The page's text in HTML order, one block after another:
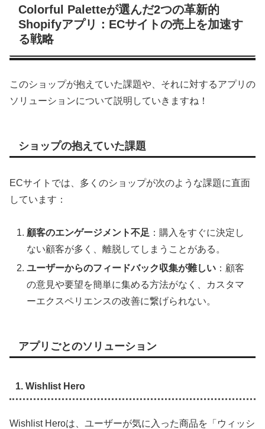
Colorful Paletteが選んだ2つの革新的
Shopifyアプリ：ECサイトの売上を加速す
る戦略
このショップが抱えていた課題や、それに対するアプリの
ソリューションについて説明していきますね！
ショップの抱えていた課題
ECサイトでは、多くのショップが次のような課題に直面
しています：
顧客のエンゲージメント不足 ：購入をすぐに決定し
ない顧客が多く、離脱してしまうことがある。
ユーザーからのフィードバック収集が難しい ：顧客
の意見や要望を簡単に集める方法がなく、カスタマ
ーエクスペリエンスの改善に繋げられない。
アプリごとのソリューション
1. Wishlist Hero
Wishlist Heroは、ユーザーが気に入った商品を「ウィッシ